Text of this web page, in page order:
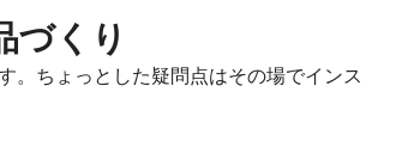
づくり
。ちょっとした疑問点はその場でインス